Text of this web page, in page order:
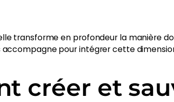
transforme en profondeur la manière
pour intégrer cette
créer et